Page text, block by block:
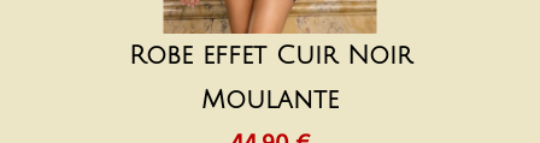
Robe effet Cuir Noir
Moulante